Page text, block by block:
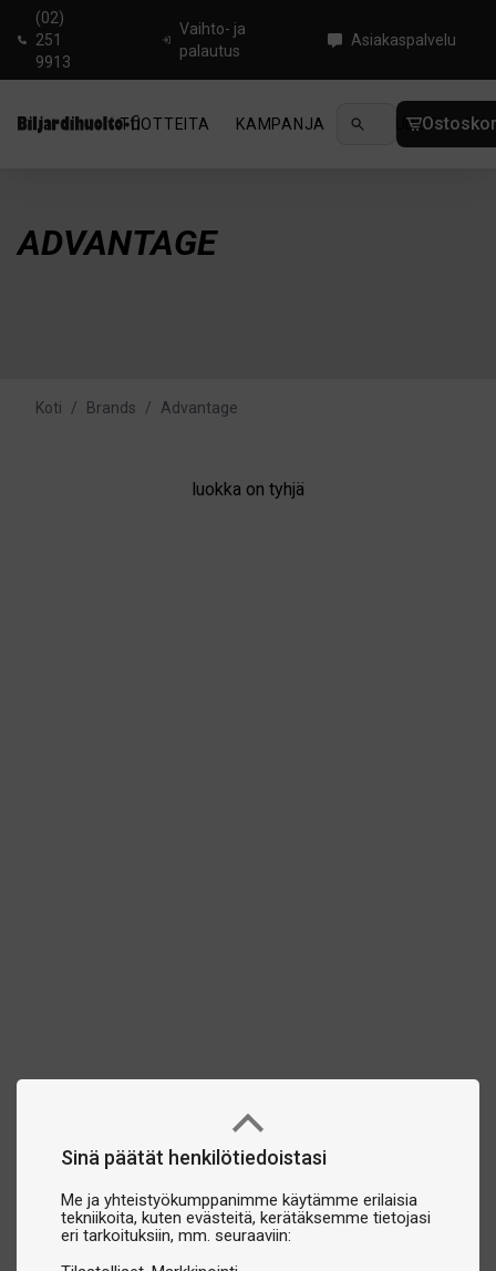
Sinä päätät henkilötiedoistasi
Me ja yhteistyökumppanimme käytämme erilaisia
tekniikoita, kuten evästeitä, kerätäksemme tietojasi
eri tarkoituksiin, mm. seuraaviin:
(02)
251
9913
Vaihto- ja
palautus
Asiakaspalvelu
TUOTTEITA KAMPANJA UUTUUDET
ADVANTAGE
Koti / Brands / Advantage
luokka on tyhjä